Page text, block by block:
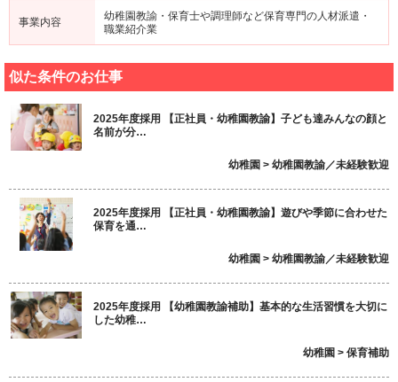
事業内容
幼稚園教諭・保育士や調理師など保育専門の人材派遣・
職業紹介業
似た条件のお仕事
2025年度採用 【正社員・幼稚園教諭】子ども達みんなの顔と
名前が分…
幼稚園 > 幼稚園教諭／未経験歓迎
2025年度採用 【正社員・幼稚園教諭】遊びや季節に合わせた
保育を通…
幼稚園 > 幼稚園教諭／未経験歓迎
2025年度採用 【幼稚園教諭補助】基本的な生活習慣を大切に
した幼稚…
幼稚園 > 保育補助